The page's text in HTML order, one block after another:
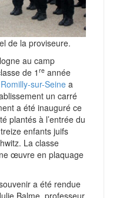
de la proviseure.
au camp
de 1re année
sur-Seinea
un carré
a été inauguré ce
plantés à l’entrée du
enfants juifs
La classe
œuvre en plaquage
a été rendue
Balme, professeur